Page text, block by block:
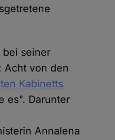
bei seiner
Acht von den
Kabinetts
es". Darunter
Annalena